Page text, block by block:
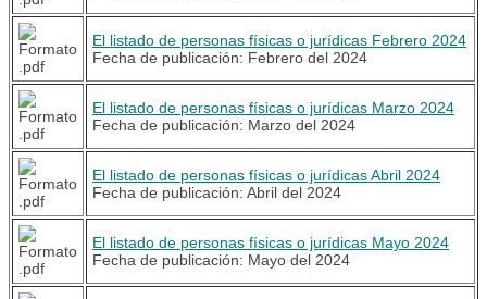
El listado de personas físicas o jurídicas Febrero 2024
Fecha de publicación: Febrero del 2024
El listado de personas físicas o jurídicas Marzo 2024
Fecha de publicación: Marzo del 2024
El listado de personas físicas o jurídicas Abril 2024
Fecha de publicación: Abril del 2024
El listado de personas físicas o jurídicas Mayo 2024
Fecha de publicación: Mayo del 2024